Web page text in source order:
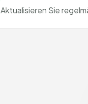
Aktualisieren Sie